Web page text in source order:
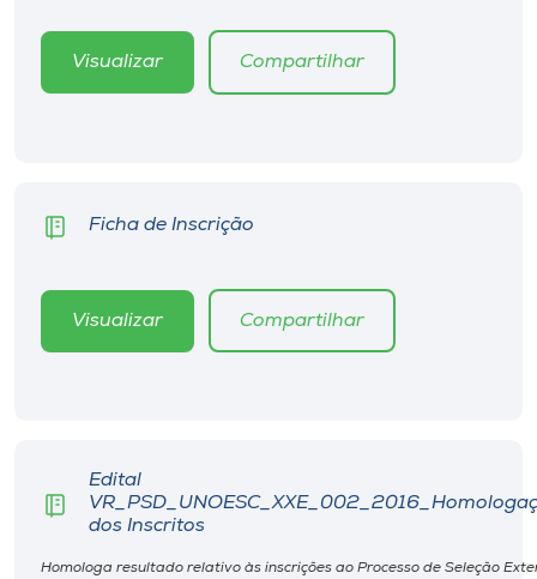
Unoesc
Visualizar Compartilhar
Ficha de Inscrição
Visualizar Compartilhar
Edital
dos Inscritos
Homologa resultado relativo às inscrições ao Processo de Seleção